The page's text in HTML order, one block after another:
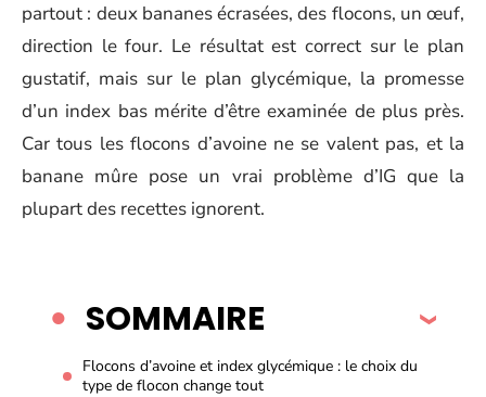
partout : deux bananes écrasées, des flocons, un œuf,
direction le four. Le résultat est correct sur le plan
gustatif, mais sur le plan glycémique, la promesse
d’un index bas mérite d’être examinée de plus près.
Car tous les flocons d’avoine ne se valent pas, et la
banane mûre pose un vrai problème d’IG que la
plupart des recettes ignorent.
SOMMAIRE
Flocons d’avoine et index glycémique : le choix du
type de flocon change tout